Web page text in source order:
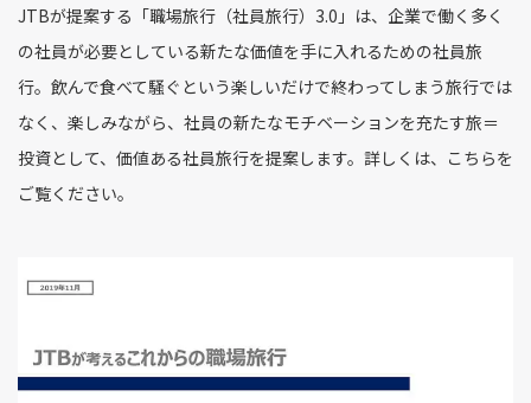
JTBが提案する「職場旅行（社員旅行）3.0」は、企業で働く多く
の社員が必要としている新たな価値を手に入れるための社員旅
行。飲んで食べて騒ぐという楽しいだけで終わってしまう旅行では
なく、楽しみながら、社員の新たなモチベーションを充たす旅＝
投資として、価値ある社員旅行を提案します。詳しくは、こちらを
ご覧ください。